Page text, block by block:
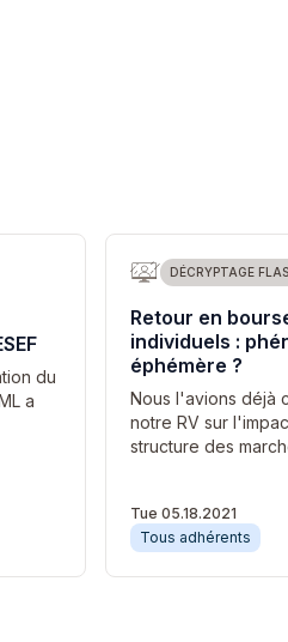
du
a
DÉCRYPTAGE
Retour en
individuels :
éphémère ?
Nous l'avions déjà
notre RV sur
structure des
Tue 05.18.2021
Tous adhérents